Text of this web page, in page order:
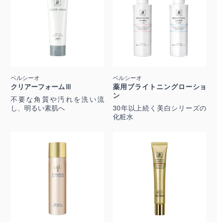
ベルシーオ
クリアーフォームⅢ
不要な角質や汚れを洗い流
し、明るい素肌へ
ベルシーオ
薬用ブライトニングローショ
ン
30年以上続く美白シリーズの
化粧水